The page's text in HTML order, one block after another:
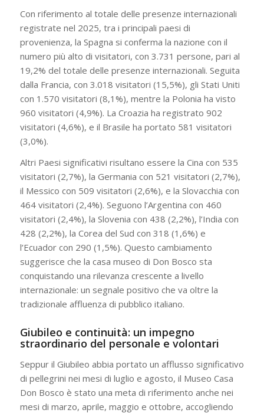
Con riferimento al totale delle presenze internazionali
registrate nel 2025, tra i principali paesi di
provenienza, la Spagna si conferma la nazione con il
numero più alto di visitatori, con 3.731 persone, pari al
19,2% del totale delle presenze internazionali. Seguita
dalla Francia, con 3.018 visitatori (15,5%), gli Stati Uniti
con 1.570 visitatori (8,1%), mentre la Polonia ha visto
960 visitatori (4,9%). La Croazia ha registrato 902
visitatori (4,6%), e il Brasile ha portato 581 visitatori
(3,0%).
Altri Paesi significativi risultano essere la Cina con 535
visitatori (2,7%), la Germania con 521 visitatori (2,7%),
il Messico con 509 visitatori (2,6%), e la Slovacchia con
464 visitatori (2,4%). Seguono l’Argentina con 460
visitatori (2,4%), la Slovenia con 438 (2,2%), l’India con
428 (2,2%), la Corea del Sud con 318 (1,6%) e
l’Ecuador con 290 (1,5%). Questo cambiamento
suggerisce che la casa museo di Don Bosco sta
conquistando una rilevanza crescente a livello
internazionale: un segnale positivo che va oltre la
tradizionale affluenza di pubblico italiano.
Giubileo e continuità: un impegno
straordinario del personale e volontari
Seppur il Giubileo abbia portato un afflusso significativo
di pellegrini nei mesi di luglio e agosto, il Museo Casa
Don Bosco è stato una meta di riferimento anche nei
mesi di marzo, aprile, maggio e ottobre, accogliendo